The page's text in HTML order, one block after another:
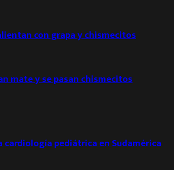
con grapa y chismecitos
mate y se pasan chismecitos
pediátrica en Sudamérica